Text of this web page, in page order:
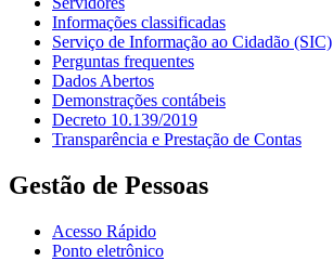
Informações classificadas
Serviço de Informação ao Cidadão (SIC)
Perguntas frequentes
Dados Abertos
Demonstrações contábeis
Decreto 10.139/2019
Transparência e Prestação de Contas
Gestão de Pessoas
Acesso Rápido
Ponto eletrônico